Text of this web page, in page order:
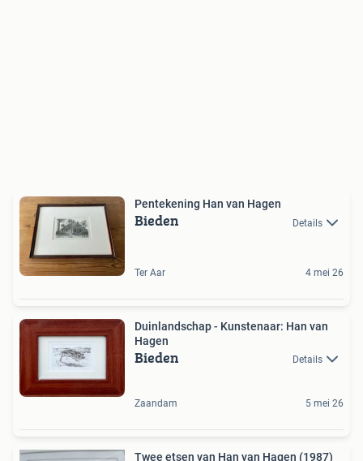
Pentekening Han van Hagen
Bieden Details
Ter Aar 4 mei 26
Duinlandschap - Kunstenaar: Han van
Hagen
Bieden Details
Zaandam 5 mei 26
Twee etsen van Han van Hagen (1987)